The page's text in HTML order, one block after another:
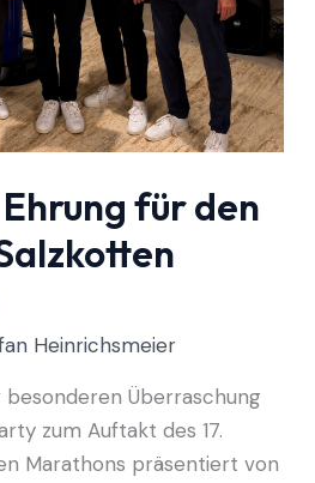
für den
Heinrichsmeier
Überraschung
zum Auftakt des 17.
Marathons präsentiert von